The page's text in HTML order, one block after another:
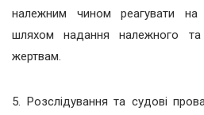
належним чином реагувати на
шляхом надання належного та
жертвам.
5. Розслідування та судові